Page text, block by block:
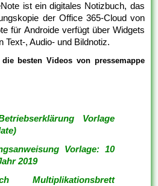
ist ein digitales Notizbuch, das
der Office 365-Cloud von
für Androide verfügt über Widgets
Text-, Audio- und Bildnotiz.
besten Videos von pressemappe
Vorlage
Vorlage: 10
2019
Multiplikationsbrett